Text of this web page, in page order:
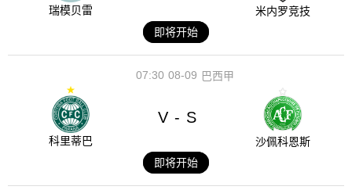
瑞模贝雷
米内罗竞技
即将开始
08-09
07:30 巴西甲
科里蒂巴
V - S
沙佩科恩斯
即将开始